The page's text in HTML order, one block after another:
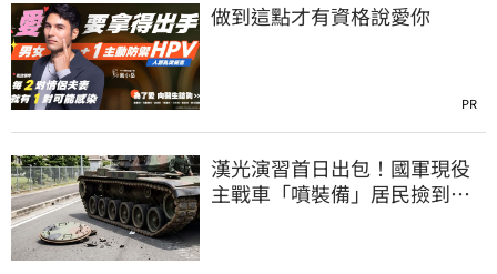
做到這點才有資格說愛你
PR
漢光演習首日出包！國軍現役
主戰車「噴裝備」居民撿到零